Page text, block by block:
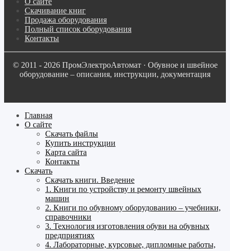
Скачивание книг
Продажа оборудования
Полный список оборудования
Контакты
© 2011 - 2026 ПромЭлектроАвтомат · Обувное и швейное
оборудование – описания, инструкции, документация
Главная
О сайте
Скачать файлы
Купить инструкции
Карта сайта
Контакты
Скачать
Скачать книги. Введение
1. Книги по устройству и ремонту швейных
машин
2. Книги по обувному оборудованию – учебники,
справочники
3. Технология изготовления обуви на обувных
предприятиях
4. Лабораторные, курсовые, дипломные работы,